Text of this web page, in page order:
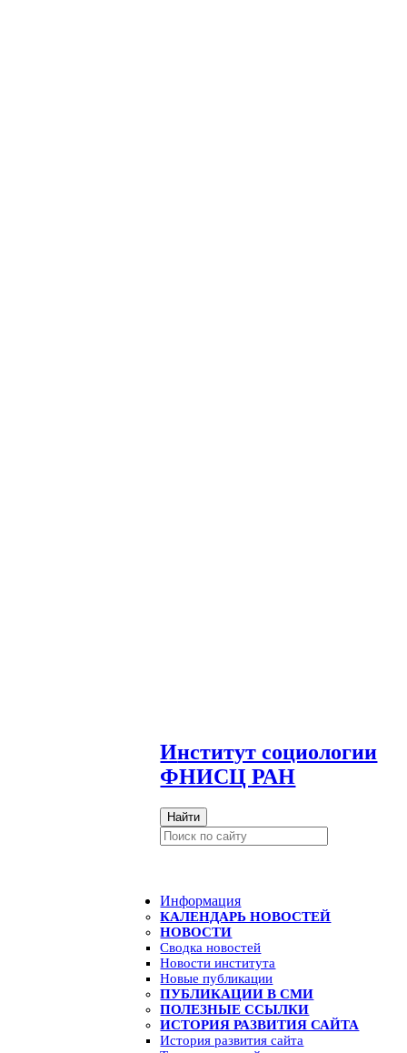
Институт социологии
ФНИСЦ РАН
Найти
Информация
КАЛЕНДАРЬ НОВОСТЕЙ
НОВОСТИ
Сводка новостей
Новости института
Новые публикации
ПУБЛИКАЦИИ В СМИ
ПОЛЕЗНЫЕ ССЫЛКИ
ИСТОРИЯ РАЗВИТИЯ САЙТА
История развития сайта